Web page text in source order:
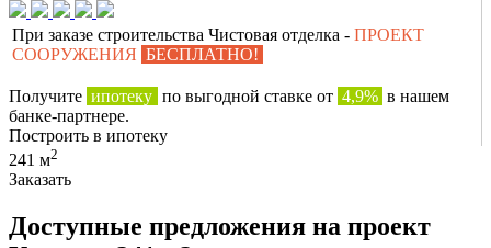
При заказе строительства Чистовая отделка - ПРОЕКТ
СООРУЖЕНИЯ БЕСПЛАТНО!
Получите ипотеку по выгодной ставке от 4,9% в нашем
банке-партнере.
Построить в ипотеку
241 м2
Заказать
Доступные предложения на проект